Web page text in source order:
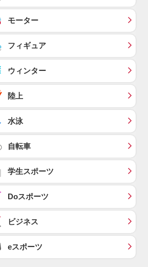
モーター
フィギュア
ウィンター
陸上
水泳
自転車
学生スポーツ
Doスポーツ
ビジネス
eスポーツ